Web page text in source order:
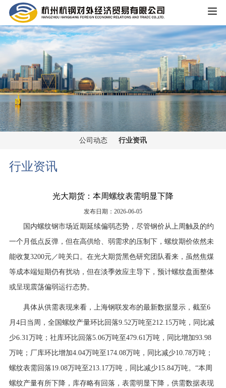
HOME
公司概况
公司简介
大事记
荣誉资质
企业文化
主营业务
黑色金属板块
煤焦板块
党群工作
新闻中心
招贤纳士
联系我们
English
公司动态 行业资讯
行业资讯
光大期货：本周螺纹表需明显下降
发布日期：2026-06-05
国内螺纹钢市场近期延续偏弱态势，尽管钢价从上周触及的约
一个月低点反弹，但在高供给、弱需求的压制下，螺纹期价依然未
能收复3200元／吨关口。在光大期货黑色研究团队看来，虽然焦煤
等成本端短期仍有扰动，但在淡季效应主导下，预计螺纹盘面整体
或呈现震荡偏弱运行态势。
具体从供需表现来看，上海钢联发布的最新数据显示，截至6
月4日当周，全国螺纹产量环比回落9.52万吨至212.15万吨，同比减
少6.31万吨；社库环比回落5.06万吨至479.61万吨，同比增加93.98
万吨；厂库环比增加4.04万吨至174.08万吨，同比减少10.78万吨；
螺纹表需回落19.08万吨至213.17万吨，同比减少15.84万吨。“本周
螺纹产量有所下降，库存略有回落，表需明显下降，供需数据表现